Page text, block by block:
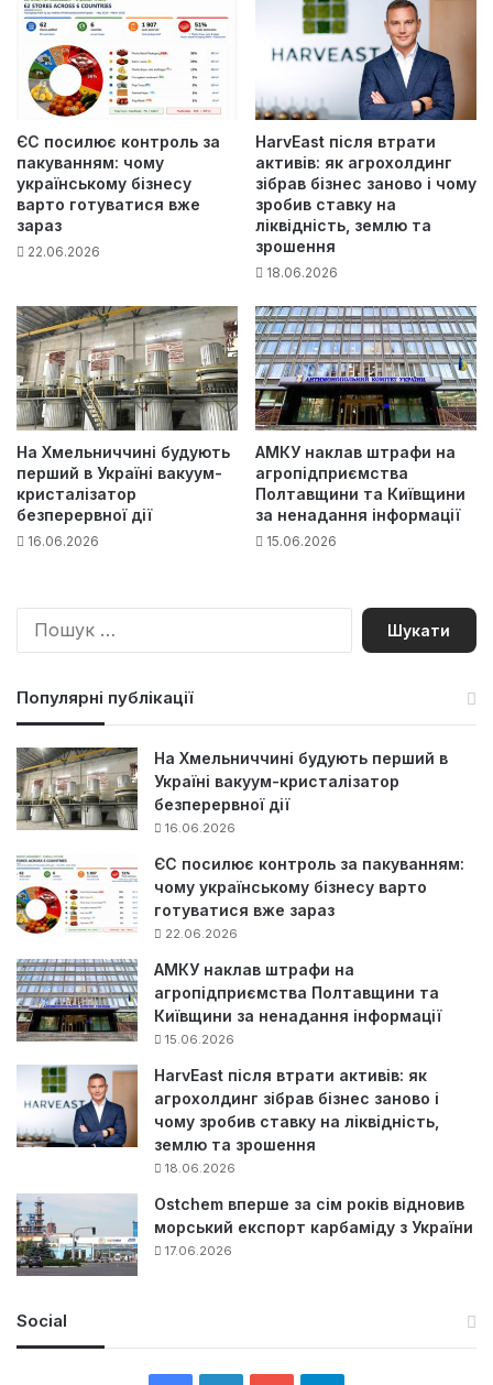
ЄС посилює контроль за
пакуванням: чому
українському бізнесу
варто готуватися вже
зараз
22.06.2026
HarvEast після втрати
активів: як агрохолдинг
зібрав бізнес заново і чому
зробив ставку на
ліквідність, землю та
зрошення
18.06.2026
На Хмельниччині будують
перший в Україні вакуум-
кристалізатор
безперервної дії
16.06.2026
АМКУ наклав штрафи на
агропідприємства
Полтавщини та Київщини
за ненадання інформації
15.06.2026
П
Популярні публікації
На Хмельниччині будують перший в
Україні вакуум-кристалізатор
безперервної дії
16.06.2026
ЄС посилює контроль за пакуванням:
чому українському бізнесу варто
готуватися вже зараз
22.06.2026
АМКУ наклав штрафи на
агропідприємства Полтавщини та
Київщини за ненадання інформації
15.06.2026
HarvEast після втрати активів: як
агрохолдинг зібрав бізнес заново і
чому зробив ставку на ліквідність,
землю та зрошення
18.06.2026
Ostchem вперше за сім років відновив
морський експорт карбаміду з України
17.06.2026
Social